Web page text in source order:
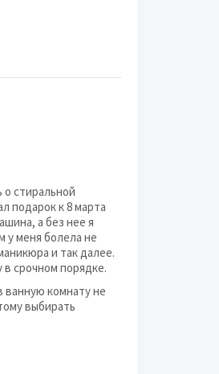
о стиральной
подарок к 8 марта
а без нее я
у меня болела не
и так далее.
срочном порядке.
ванную комнату не
выбирать